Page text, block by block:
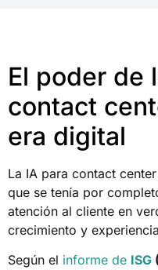
El poder de
contact
era digital
La IA para contact
que se tenía por
atención al cliente en
crecimiento y
Según el informe de ISG